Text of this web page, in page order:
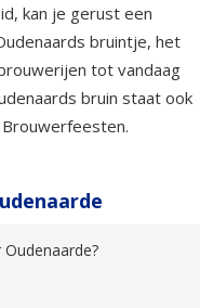
kan je gerust een
bruintje, het
tot vandaag
bruin staat ook